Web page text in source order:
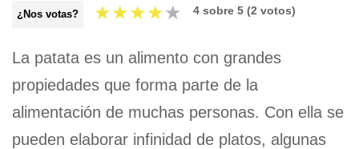
¿Nos votas? ★★★★★ 4 sobre 5 (2 votos)
La patata es un alimento con grandes
propiedades que forma parte de la
alimentación de muchas personas. Con ella se
pueden elaborar infinidad de platos, algunas